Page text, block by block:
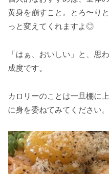
黄身を崩すこと。とろ〜り
っと変えてくれますよ◎
「はぁ、おいしい」と、思
成度です。
カロリーのことは一旦棚に
に身を委ねてみてください。